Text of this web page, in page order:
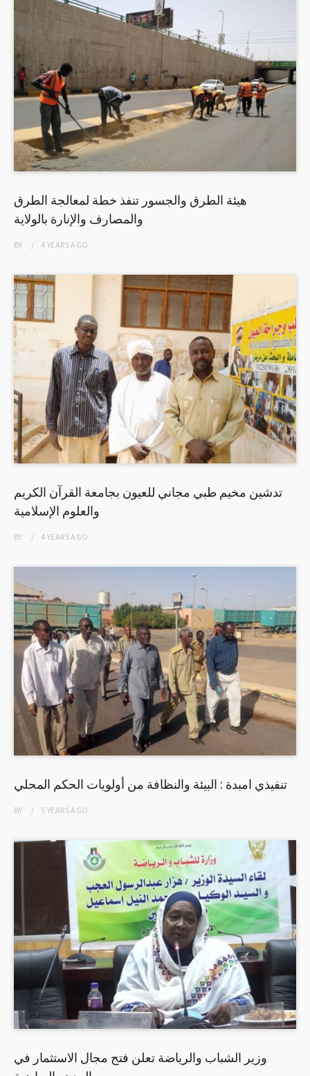
هيئة الطرق والجسور تنفذ خطة لمعالجة الطرق
والمصارف والإنارة بالولاية
BY 4 YEARSAGO
تدشين مخيم طبي مجاني للعيون بجامعة القرآن الكريم
والعلوم الإسلامية
BY 4 YEARSAGO
تنفيذي امبدة : البيئة والنظافة من أولويات الحكم المحلي
BY 5 YEARSAGO
وزير الشباب والرياضة تعلن فتح مجال الاستثمار في